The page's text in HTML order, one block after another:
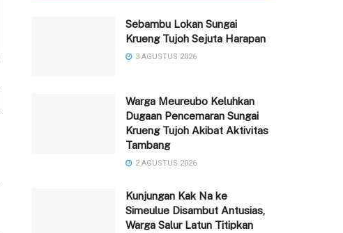
Sebambu Lokan Sungai
Krueng Tujoh Sejuta Harapan
3 AGUSTUS 2026
Warga Meureubo Keluhkan
Dugaan Pencemaran Sungai
Krueng Tujoh Akibat Aktivitas
Tambang
2 AGUSTUS 2026
Kunjungan Kak Na ke
Simeulue Disambut Antusias,
Warga Salur Latun Titipkan